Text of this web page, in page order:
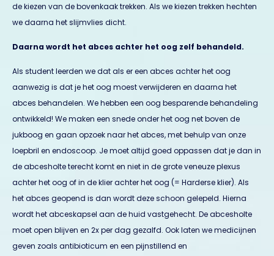
de kiezen van de bovenkaak trekken. Als we kiezen trekken hechten
we daarna het slijmvlies dicht.
Daarna wordt het abces achter het oog zelf behandeld.
Als student leerden we dat als er een abces achter het oog
aanwezig is dat je het oog moest verwijderen en daarna het
abces behandelen. We hebben een oog besparende behandeling
ontwikkeld! We maken een snede onder het oog net boven de
jukboog en gaan opzoek naar het abces, met behulp van onze
loepbril en endoscoop. Je moet altijd goed oppassen dat je dan in
de abcesholte terecht komt en niet in de grote veneuze plexus
achter het oog of in de klier achter het oog (= Harderse klier). Als
het abces geopend is dan wordt deze schoon gelepeld. Hierna
wordt het abceskapsel aan de huid vastgehecht. De abcesholte
moet open blijven en 2x per dag gezalfd. Ook laten we medicijnen
geven zoals antibioticum en een pijnstillend en